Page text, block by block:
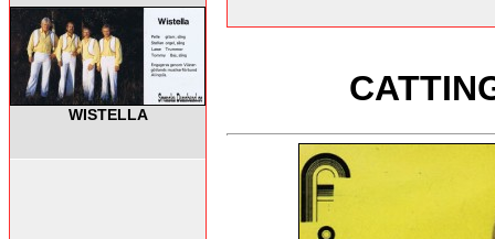
WISTELLA